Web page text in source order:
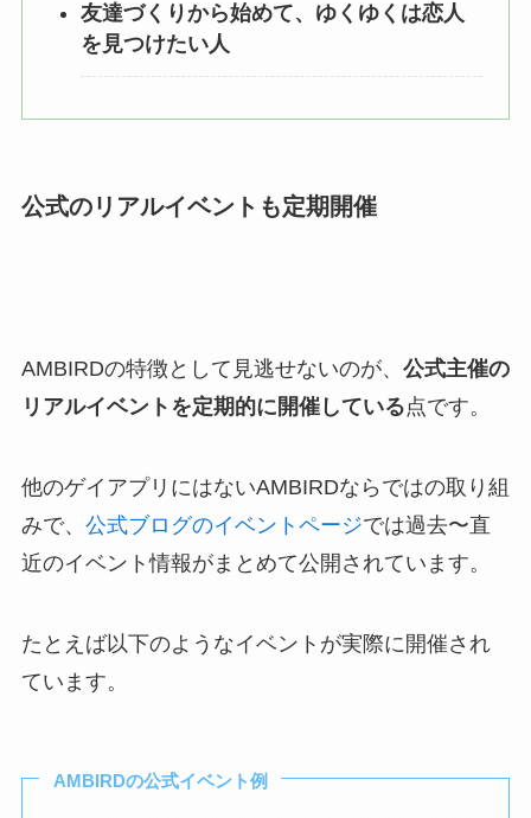
友達づくりから始めて、ゆくゆくは恋人
を見つけたい人
公式のリアルイベントも定期開催
AMBIRDの特徴として見逃せないのが、 公式主催の
リアルイベントを定期的に開催している点です。
他のゲイアプリにはないAMBIRDならではの取り組
みで、 公式ブログのイベントページでは過去〜直
近のイベント情報がまとめて公開されています。
たとえば以下のようなイベントが実際に開催され
ています。
AMBIRDの公式イベント例